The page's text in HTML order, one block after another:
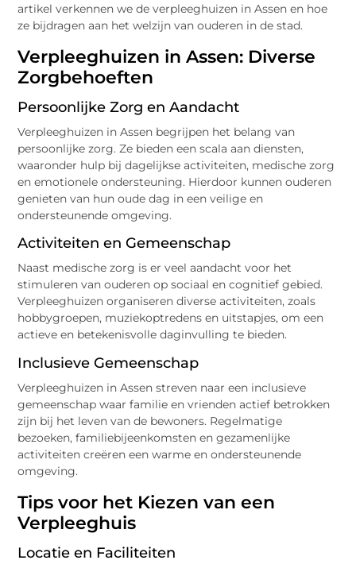
artikel verkennen we de verpleeghuizen in Assen en hoe
ze bijdragen aan het welzijn van ouderen in de stad.
Verpleeghuizen in Assen: Diverse
Zorgbehoeften
Persoonlijke Zorg en Aandacht
Verpleeghuizen in Assen begrijpen het belang van
persoonlijke zorg. Ze bieden een scala aan diensten,
waaronder hulp bij dagelijkse activiteiten, medische zorg
en emotionele ondersteuning. Hierdoor kunnen ouderen
genieten van hun oude dag in een veilige en
ondersteunende omgeving.
Activiteiten en Gemeenschap
Naast medische zorg is er veel aandacht voor het
stimuleren van ouderen op sociaal en cognitief gebied.
Verpleeghuizen organiseren diverse activiteiten, zoals
hobbygroepen, muziekoptredens en uitstapjes, om een
actieve en betekenisvolle daginvulling te bieden.
Inclusieve Gemeenschap
Verpleeghuizen in Assen streven naar een inclusieve
gemeenschap waar familie en vrienden actief betrokken
zijn bij het leven van de bewoners. Regelmatige
bezoeken, familiebijeenkomsten en gezamenlijke
activiteiten creëren een warme en ondersteunende
omgeving.
Tips voor het Kiezen van een
Verpleeghuis
Locatie en Faciliteiten